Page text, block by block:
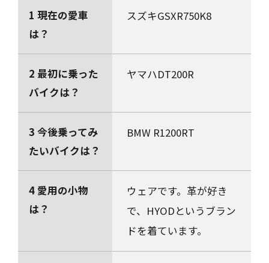
1 現在の愛車
は？
スズキGSXR750K8
2 最初に乗った
バイクは？
ヤマハDT200R
3 今後乗ってみ
たいバイクは？
BMW R1200RT
4 愛用の小物
は？
ウェアです。革が好き
で、HYODというブラン
ドを着ています。